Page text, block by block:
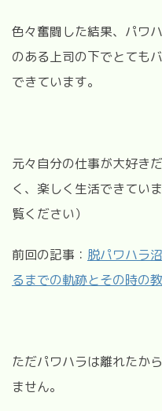
色々奮闘した結果、パワ
のある上司の下でとても
できています。
元々自分の仕事が大好き
く、楽しく生活できてい
覧ください）
前回の記事： 脱パワハラ
るまでの軌跡とその時の
ただパワハラは離れたか
ません。